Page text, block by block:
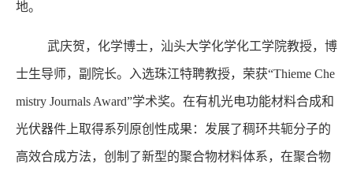
地。
武庆贺，化学博士，汕头大学化学化工学院教授，博
士生导师，副院长。入选珠江特聘教授，荣获“Thieme Che
mistry Journals Award”学术奖。在有机光电功能材料合成和
光伏器件上取得系列原创性成果：发展了稠环共轭分子的
高效合成方法，创制了新型的聚合物材料体系，在聚合物